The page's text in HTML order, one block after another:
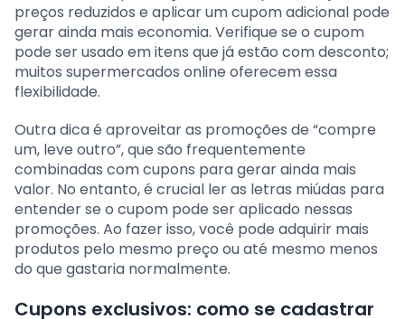
preços reduzidos e aplicar um cupom adicional pode
gerar ainda mais economia. Verifique se o cupom
pode ser usado em itens que já estão com desconto;
muitos supermercados online oferecem essa
flexibilidade.
Outra dica é aproveitar as promoções de “compre
um, leve outro”, que são frequentemente
combinadas com cupons para gerar ainda mais
valor. No entanto, é crucial ler as letras miúdas para
entender se o cupom pode ser aplicado nessas
promoções. Ao fazer isso, você pode adquirir mais
produtos pelo mesmo preço ou até mesmo menos
do que gastaria normalmente.
Cupons exclusivos: como se cadastrar